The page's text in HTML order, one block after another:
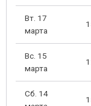
Вт. 17
марта
Вс. 15
марта
Сб. 14